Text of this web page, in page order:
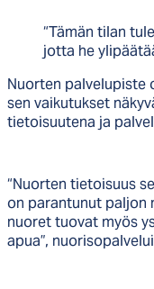
“Tämän tilan
jotta he
Nuorten palvelupiste
sen vaikutukset
tietoisuutena ja
“Nuorten tietoisuus
on parantunut paljon
nuoret tuovat myös
apua”,